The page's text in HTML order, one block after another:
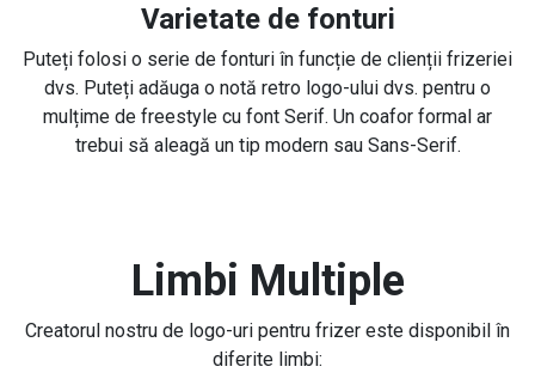
Varietate de fonturi
Puteți folosi o serie de fonturi în funcție de clienții frizeriei
dvs. Puteți adăuga o notă retro logo-ului dvs. pentru o
mulțime de freestyle cu font Serif. Un coafor formal ar
trebui să aleagă un tip modern sau Sans-Serif.
Limbi Multiple
Creatorul nostru de logo-uri pentru frizer este disponibil în
diferite limbi: